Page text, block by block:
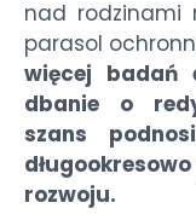
nad rodzinami
parasol
więcej badań
dbanie o
szans
rozwoju.